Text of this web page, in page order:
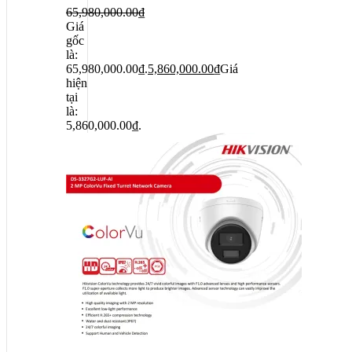
65,980,000.00₫
Giá
gốc
là:
65,980,000.00₫.5,860,000.00₫Giá
hiện
tại
là:
5,860,000.00₫.